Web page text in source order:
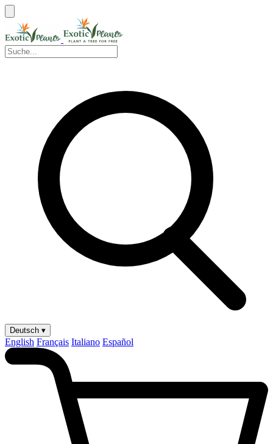
Deutsch ▾
English Français Italiano Español